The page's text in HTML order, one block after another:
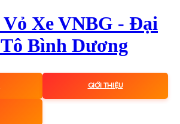
GIỚI THIỆU